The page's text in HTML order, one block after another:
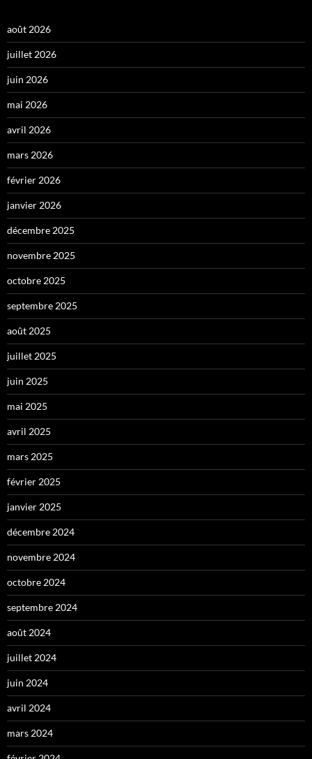
août 2026
juillet 2026
juin 2026
mai 2026
avril 2026
mars 2026
février 2026
janvier 2026
décembre 2025
novembre 2025
octobre 2025
septembre 2025
août 2025
juillet 2025
juin 2025
mai 2025
avril 2025
mars 2025
février 2025
janvier 2025
décembre 2024
novembre 2024
octobre 2024
septembre 2024
août 2024
juillet 2024
juin 2024
avril 2024
mars 2024